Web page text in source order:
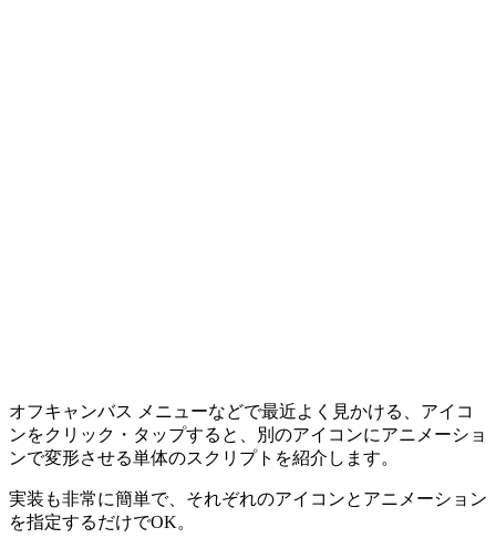
オフキャンバス メニューなどで最近よく見かける、アイコ
ンをクリック・タップすると、別のアイコンにアニメーショ
ンで変形させる単体のスクリプトを紹介します。
実装も非常に簡単で、それぞれのアイコンとアニメーション
を指定するだけでOK。